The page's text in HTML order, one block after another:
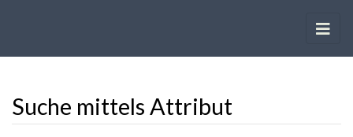
Suche mittels Attribut